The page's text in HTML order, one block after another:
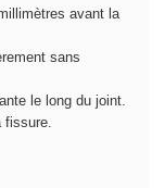
avant la
sans
le long du joint.
fissure.